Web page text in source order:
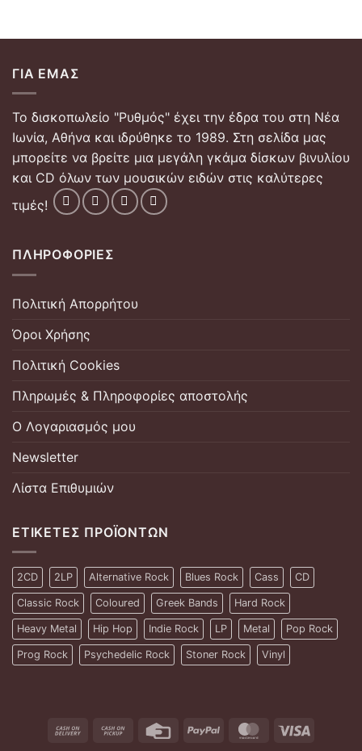
ΓΙΑ ΕΜΆΣ
Το δισκοπωλείο "Ρυθμός" έχει την έδρα του στη Νέα
Ιωνία, Αθήνα και ιδρύθηκε το 1989. Στη σελίδα μας
μπορείτε να βρείτε μια μεγάλη γκάμα δίσκων βινυλίου
και CD όλων των μουσικών ειδών στις καλύτερες
τιμές!
ΠΛΗΡΟΦΟΡΊΕΣ
Πολιτική Απορρήτου
Όροι Χρήσης
Πολιτική Cookies
Πληρωμές & Πληροφορίες αποστολής
Ο Λογαριασμός μου
Newsletter
Λίστα Επιθυμιών
ΕΤΙΚΈΤΕΣ ΠΡΟΪΌΝΤΩΝ
2CD 2LP Alternative Rock Blues Rock Cass CD
Classic Rock Coloured Greek Bands Hard Rock
Heavy Metal Hip Hop Indie Rock LP Metal Pop Rock
Prog Rock Psychedelic Rock Stoner Rock Vinyl
Cash
Cash
Credit
PayPal MasterCard